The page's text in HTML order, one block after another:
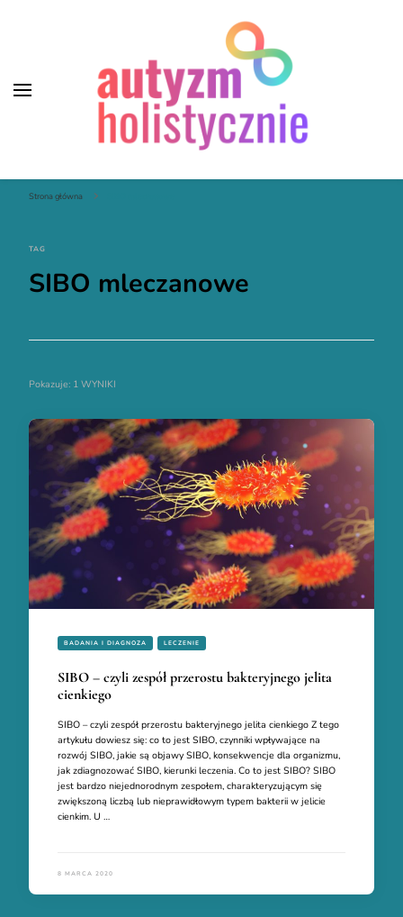
Autyzm Holistycznie
Strona główna
TAG
SIBO mleczanowe
Pokazuje: 1 WYNIKI
BADANIA I DIAGNOZA LECZENIE
SIBO – czyli zespół przerostu bakteryjnego jelita
cienkiego
SIBO – czyli zespół przerostu bakteryjnego jelita cienkiego Z tego
artykułu dowiesz się: co to jest SIBO, czynniki wpływające na
rozwój SIBO, jakie są objawy SIBO, konsekwencje dla organizmu,
jak zdiagnozować SIBO, kierunki leczenia. Co to jest SIBO? SIBO
jest bardzo niejednorodnym zespołem, charakteryzującym się
zwiększoną liczbą lub nieprawidłowym typem bakterii w jelicie
cienkim. U …
8 MARCA 2020